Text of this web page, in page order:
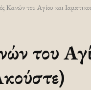
Κανών του Αγίου και
του